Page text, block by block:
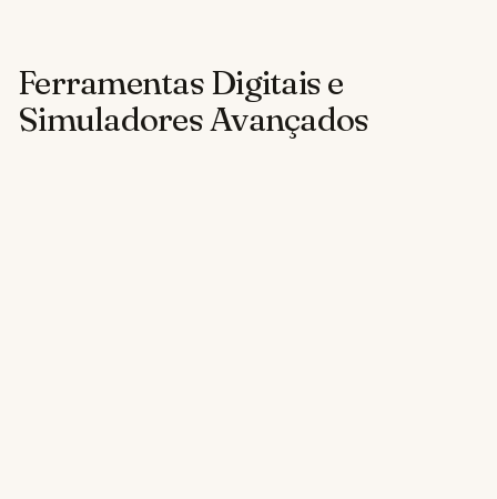
Ferramentas Digitais e
Simuladores Avançados